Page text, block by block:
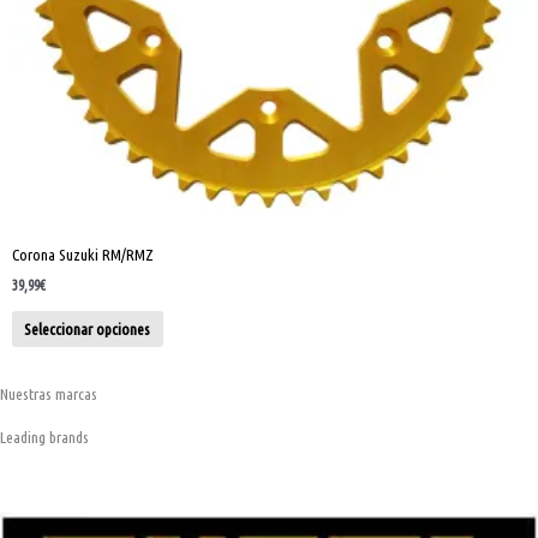
Corona Suzuki RM/RMZ
39,99€
Seleccionar opciones
la
página
producto
Nuestras marcas
Leading brands